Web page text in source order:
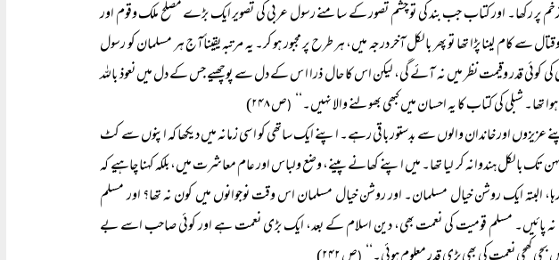
پر رکھا۔ اور کتاب جب بند کی تو چشم تصور کے سامنے رسول عربی کی تصویر ایک بڑے مصلح ملک وقوم اور
کام لینا پڑا تھا تو پھر بالکل آخر درجہ میں، ہر طرح پر مجبور ہو کر۔ یہ مرتبہ یقیناًآج ہر مسلمان کو رسول
کوئی قدر وقیمت نظر میں نہ آئے گی، لیکن اس کا حال ذرا ا س کے دل سے پوچھیے جس کے دل میں نعوذ باللہ
شبلی کی کتاب کا یہ احسان میں کبھی بھولنے والا نہیں۔‘‘ (ص ۲۴۸)
اپنے عزیزوں اور خاندان والوں سے بدستور باقی رہے۔ اپنے ایک ساتھی کو اسی زمانہ میں دیکھا کہ اپنوں سے کٹ
بالکل ہندوانہ کر لیا تھا۔ میں اپنے کھانے پینے، وضع ولباس اور عام معاشرت میں، بلکہ کہنا چاہیے کہ
البتہ ایک روشن خیال مسلمان۔ اور روشن خیال مسلمان اس وقت نوجوانوں میں کون نہ تھا؟ اور مسلم
نہ پائیں۔ مسلم قومیت کی نعمت بھی، دین اسلام کے بعد، ایک بڑی نعمت ہے اور کوئی صاحب اسے بے